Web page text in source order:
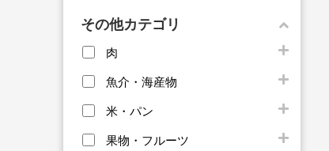
その他カテゴリ
肉
魚介・海産物
米・パン
果物・フルーツ